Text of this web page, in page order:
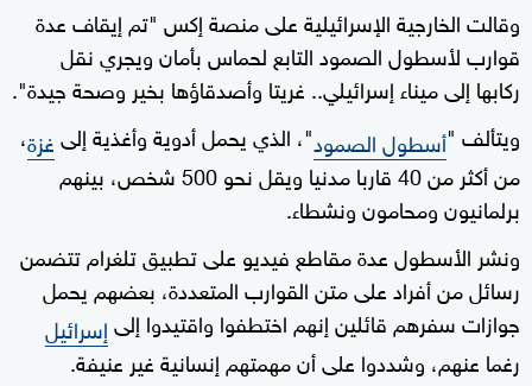
وقالت الخارجية الإسرائيلية على منصة إكس "تم إيقاف عدة
قوارب لأسطول الصمود التابع لحماس بأمان ويجري نقل
ركابها إلى ميناء إسرائيلي.. غريتا وأصدقاؤها بخير وصحة جيدة".
ويتألف "أسطول الصمود"، الذي يحمل أدوية وأغذية إلىغزة،
من أكثر من 40 قاربا مدنيا ويقل نحو 500 شخص، بينهم
برلمانيون ومحامون ونشطاء.
ونشر الأسطول عدة مقاطع فيديو على تطبيق تلغرام تتضمن
رسائل من أفراد على متن القوارب المتعددة، بعضهم يحمل
جوازات سفرهم قائلين إنهم اختطفوا واقتيدوا إلىإسرائيل
رغما عنهم، وشددوا على أن مهمتهم إنسانية غير عنيفة.